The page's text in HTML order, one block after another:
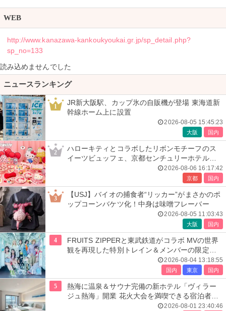
WEB
http://www.kanazawa-kankoukyoukai.gr.jp/sp_detail.php?
sp_no=133
読み込めませんでした
ニュースランキング
1
JR新大阪駅、カップ氷の自販機が登場 東海道新
幹線ホーム上に設置
2026-08-05 15:45:23
大阪 国内
2
ハローキティとコラボしたリボンモチーフのス
イーツビュッフェ、京都センチュリーホテルで
2026-08-06 16:17:42
京都 国内
3
【USJ】バイオの捕食者“リッカー”がまさかのポ
ップコーンバケツ化！中身は味噌フレーバー
2026-08-05 11:03:43
大阪 国内
4
FRUITS ZIPPERと東武鉄道がコラボ MVの世界
観を再現した特別トレイン＆メンバーの限定ア
2026-08-04 13:18:55
国内 東京 国内
5
熱海に温泉＆サウナ完備の新ホテル「ヴィラー
ジュ熱海」開業 花火大会を満喫できる宿泊者専
2026-08-01 23:40:46